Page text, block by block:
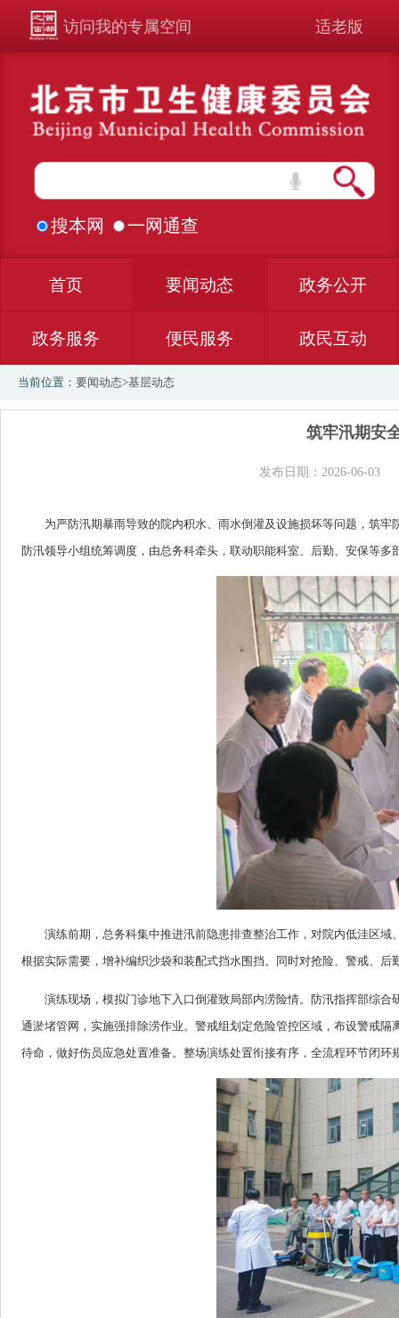
访问我的专属空间 适老版
搜本网 一网通查
首页 要闻动态 政务公开
政务服务 便民服务 政民互动
当前位置： 要闻动态>基层动态
筑牢汛期安
发布日期：2026-06-03
为严防汛期暴雨导致的院内积水、雨水倒灌及设施损坏等问题，筑
防汛领导小组统筹调度，由总务科牵头，联动职能科室、后勤、安保等多
演练前期，总务科集中推进汛前隐患排查整治工作，对院内低洼区
根据实际需要，增补编织沙袋和装配式挡水围挡。同时对抢险、警戒、后
演练现场，模拟门诊地下入口倒灌致局部内涝险情。防汛指挥部综
通淤堵管网，实施强排除涝作业。警戒组划定危险管控区域，布设警戒
待命，做好伤员应急处置准备。整场演练处置衔接有序，全流程环节闭